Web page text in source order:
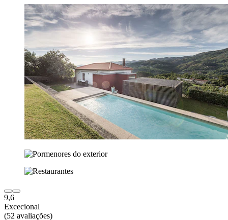
9,6
Excecional
(52 avaliações)